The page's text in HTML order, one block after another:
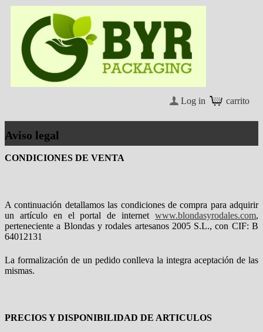
carrito
Log in
Aviso legal
CONDICIONES DE VENTA
A continuación detallamos las condiciones de compra para adquirir
un artículo en el portal de internet www.blondasyrodales.com,
perteneciente a Blondas y rodales artesanos 2005 S.L., con CIF: B
64012131
La formalización de un pedido conlleva la integra aceptación de las
mismas.
PRECIOS Y DISPONIBILIDAD DE ARTICULOS